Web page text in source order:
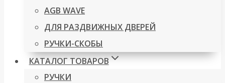
AGB WAVE
ДЛЯ РАЗДВИЖНЫХ ДВЕРЕЙ
РУЧКИ-СКОБЫ
КАТАЛОГ ТОВАРОВ
РУЧКИ